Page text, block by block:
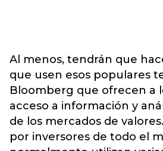
Al menos, tendrán que
que usen esos populares
Bloomberg que ofrecen a
acceso a información y
de los mercados de
por inversores de todo el